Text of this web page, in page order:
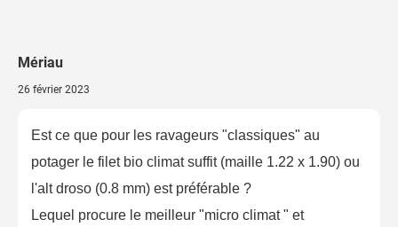
Mériau
26 février 2023
Est ce que pour les ravageurs "classiques" au
potager le filet bio climat suffit (maille 1.22 x 1.90) ou
l'alt droso (0.8 mm) est préférable ?
Lequel procure le meilleur "micro climat " et